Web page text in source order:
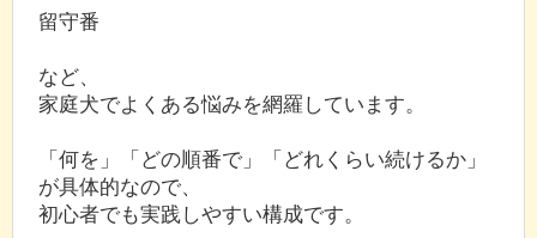
留守番
など、
家庭犬でよくある悩みを網羅しています。
「何を」「どの順番で」「どれくらい続けるか」
が具体的なので、
初心者でも実践しやすい構成です。